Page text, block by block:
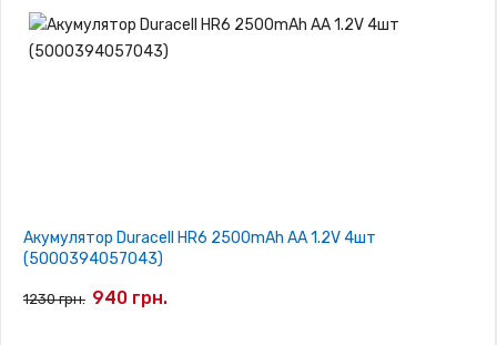
Акумулятор Duracell HR6 2500mAh AA 1.2V 4шт
(5000394057043)
1230 грн. 940 грн.